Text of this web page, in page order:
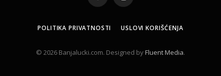
POLITIKA PRIVATNOSTI USLOVI KORIŠĆENJA
© 2026 Banjalucki.com. Designed byFluent Media.